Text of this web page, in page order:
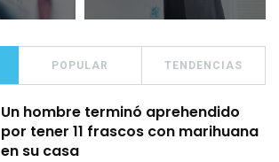
POPULAR TENDENCIAS
Un hombre terminó aprehendido
por tener 11 frascos con marihuana
en su casa